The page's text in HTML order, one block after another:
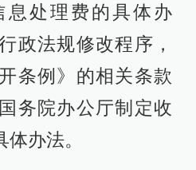
息处理费的具体办
政法规修改程序，
条例》的相关条款
务院办公厅制定收
办法。